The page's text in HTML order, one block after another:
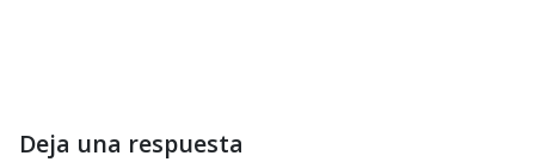
Deja una respuesta